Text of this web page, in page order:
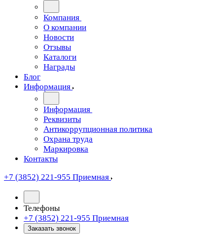
Компания
О компании
Новости
Отзывы
Каталоги
Награды
Блог
Информация
Информация
Реквизиты
Антикоррупционная политика
Охрана труда
Маркировка
Контакты
+7 (3852) 221-955 Приемная
Телефоны
+7 (3852) 221-955 Приемная
Заказать звонок